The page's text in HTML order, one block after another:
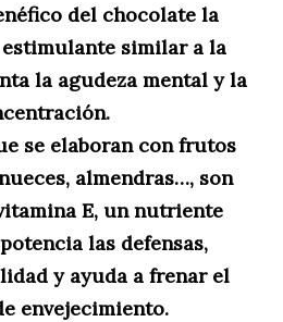
del chocolate la
similar a la
la agudeza mental y la
se elaboran con frutos
almendras…, son
E, un nutriente
las defensas,
y ayuda a frenar el
envejecimiento.